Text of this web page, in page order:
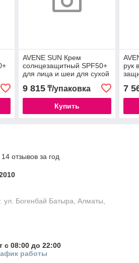
AVENE SUN Крем
солнцезащитный SPF50+
для лица и шеи для сухой
9 815₸/упаковка
Купить
рук
7
отзывов за год
ул. Богенбай Батыра, Алматы,
с 08:00 до 22:00
работы